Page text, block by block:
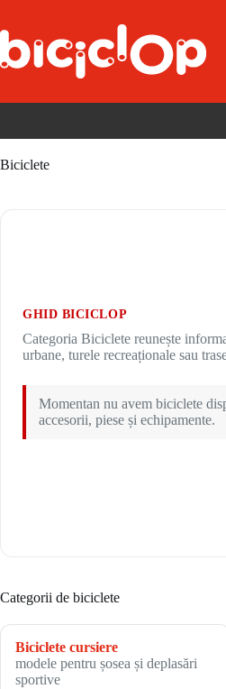
Biciclete
GHID BICICLOP
Categoria Biciclete reunește
urbane, turele recreaționale sau
Momentan nu avem biciclete
accesorii, piese și echipamente.
Categorii de biciclete
Biciclete cursiere
modele pentru șosea și deplasări
sportive